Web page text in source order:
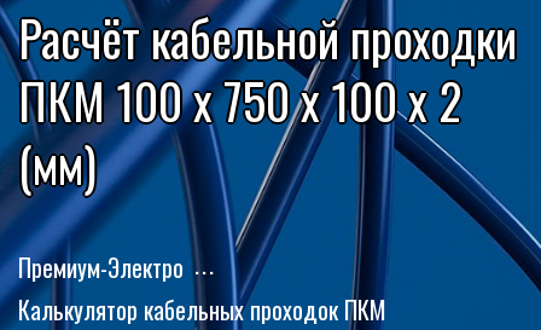
Расчёт кабельной проходки
ПКМ 100 x 750 x 100 x 2
(мм)
Премиум-Электро
Калькулятор кабельных проходок ПКМ